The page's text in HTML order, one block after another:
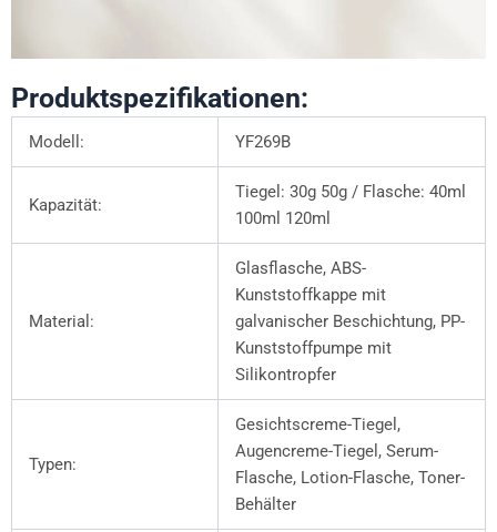
Produktspezifikationen:
Modell: YF269B
Kapazität:
Tiegel: 30g 50g / Flasche: 40ml
100ml 120ml
Material:
Glasflasche, ABS-
Kunststoffkappe mit
galvanischer Beschichtung, PP-
Kunststoffpumpe mit
Silikontropfer
Typen:
Gesichtscreme-Tiegel,
Augencreme-Tiegel, Serum-
Flasche, Lotion-Flasche, Toner-
Behälter